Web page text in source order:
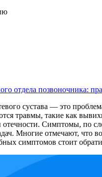
отдела позвоночника:
сустава — это
травмы, такие как
Симптомы, по
Многие отмечают, что
симптомов стоит